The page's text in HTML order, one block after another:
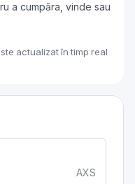
a cumpăra, vinde sau
actualizat în timp real
AXS